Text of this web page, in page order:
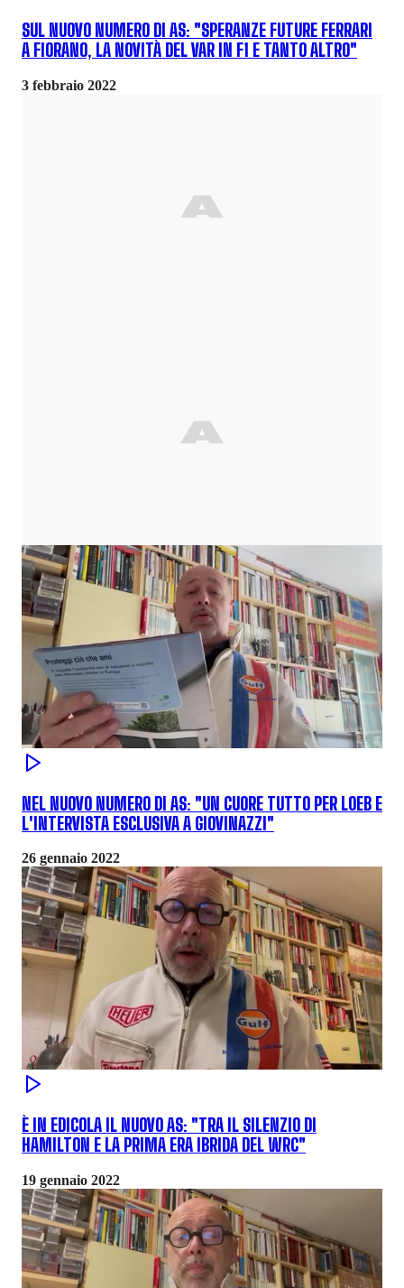
SUL NUOVO NUMERO DI AS: "SPERANZE FUTURE FERRARI
A FIORANO, LA NOVITÀ DEL VAR IN F1 E TANTO ALTRO"
3 febbraio 2022
NEL NUOVO NUMERO DI AS: "UN CUORE TUTTO PER LOEB E
L'INTERVISTA ESCLUSIVA A GIOVINAZZI"
26 gennaio 2022
È IN EDICOLA IL NUOVO AS: "TRA IL SILENZIO DI
HAMILTON E LA PRIMA ERA IBRIDA DEL WRC"
19 gennaio 2022